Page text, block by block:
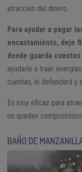
atracción del dinero.
Para ayudar a pagar
encantamiento, deje
donde guarda
ayudarle a traer
cuentas, le defenderá y
Es muy eficaz para
no queden
BAÑO DE